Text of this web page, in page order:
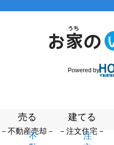
Powered by
売る
－不動産売却－
不
建てる
－注文住宅－
注